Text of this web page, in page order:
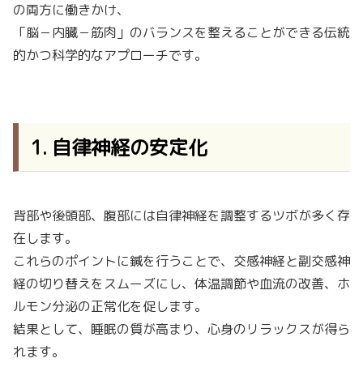
の両方に働きかけ、
「脳－内臓－筋肉」のバランスを整えることができる伝統
的かつ科学的なアプローチです。
1. 自律神経の安定化
背部や後頭部、腹部には自律神経を調整するツボが多く存
在します。
これらのポイントに鍼を行うことで、交感神経と副交感神
経の切り替えをスムーズにし、体温調節や血流の改善、ホ
ルモン分泌の正常化を促します。
結果として、睡眠の質が高まり、心身のリラックスが得ら
れます。